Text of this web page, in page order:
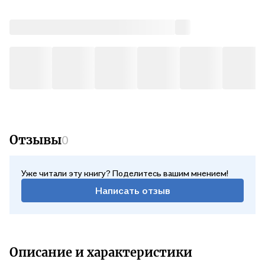
Отзывы0
Уже читали эту книгу? Поделитесь вашим мнением!
Написать отзыв
Описание и характеристики